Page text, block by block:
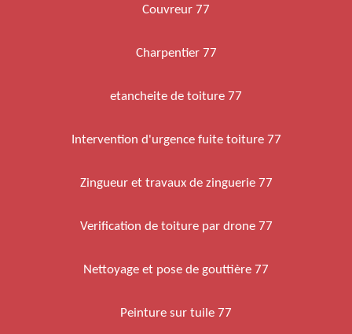
Couvreur 77
Charpentier 77
etancheite de toiture 77
Intervention d'urgence fuite toiture 77
Zingueur et travaux de zinguerie 77
Verification de toiture par drone 77
Nettoyage et pose de gouttière 77
Peinture sur tuile 77